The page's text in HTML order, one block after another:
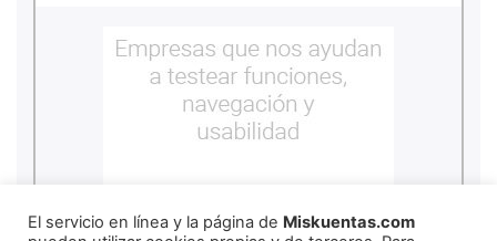
El servicio en línea y la página de Miskuentas.com